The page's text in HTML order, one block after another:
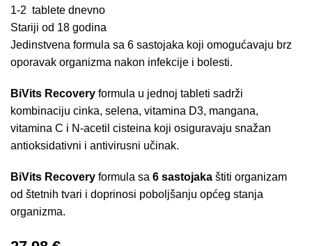
1-2 tablete dnevno
Stariji od 18 godina
Jedinstvena formula sa 6 sastojaka koji omogućavaju brz
oporavak organizma nakon infekcije i bolesti.
BiVits Recovery formula u jednoj tableti sadrži
kombinaciju cinka, selena, vitamina D3, mangana,
vitamina C i N-acetil cisteina koji osiguravaju snažan
antioksidativni i antivirusni učinak.
BiVits Recovery formula sa 6 sastojaka štiti organizam
od štetnih tvari i doprinosi poboljšanju općeg stanja
organizma.